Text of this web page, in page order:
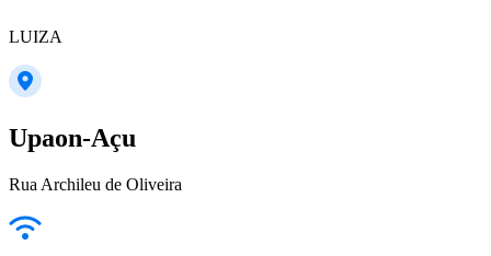
LUIZA
Upaon-Açu
Rua Archileu de Oliveira